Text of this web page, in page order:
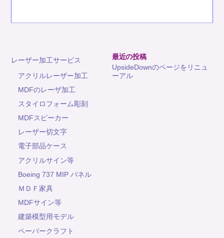
レーザー加工サービス
アクリルレーザー加工
MDFのレーザ加工
スタイロフォーム彫刻
MDFスピーカー
レーザー切文字
電子部品ケース
アクリルサイン等
Boeing 737 MIP パネル
ＭＤＦ家具
MDFサイン等
建築模型用モデル
ペーパークラフト
最近の投稿
UpsideDownのページをリニュ
ーアル